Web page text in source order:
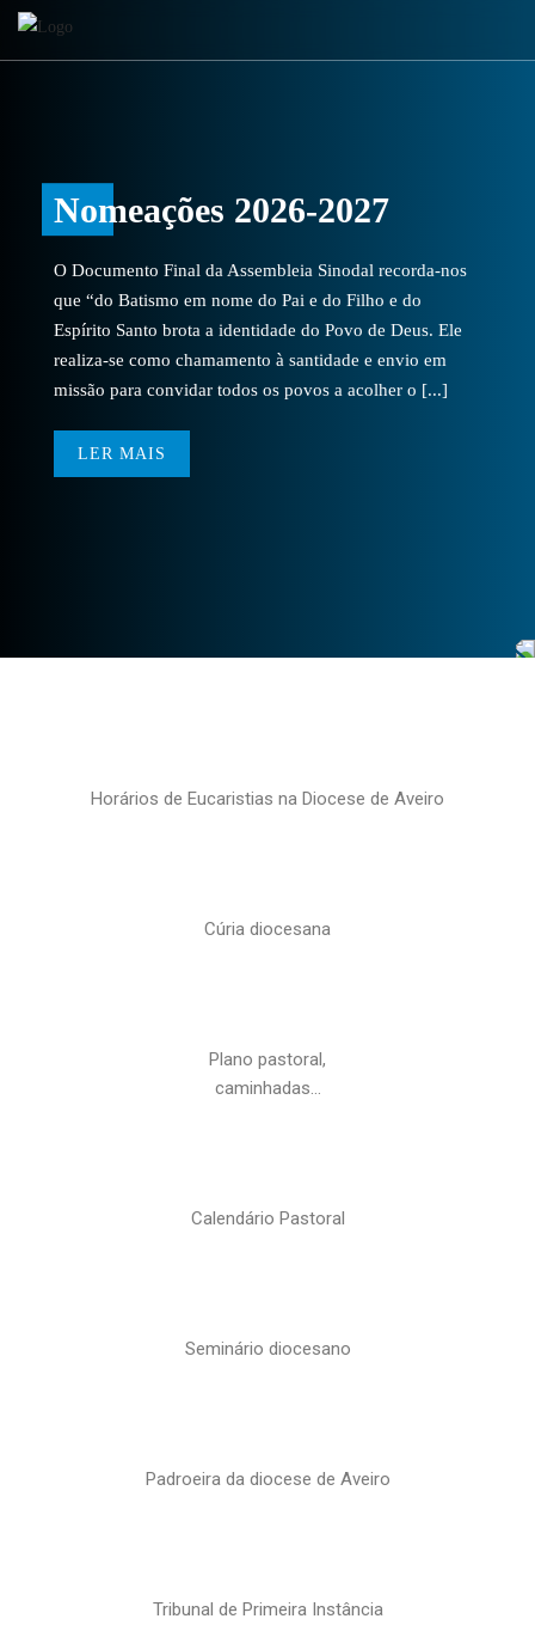
Nomeações 2026-2027
O Documento Final da Assembleia Sinodal recorda-nos
que “do Batismo em nome do Pai e do Filho e do
Espírito Santo brota a identidade do Povo de Deus. Ele
realiza-se como chamamento à santidade e envio em
missão para convidar todos os povos a acolher o [...]
LER MAIS
Horários de Eucaristias na Diocese de Aveiro
Cúria diocesana
Plano pastoral,
caminhadas…
Calendário Pastoral
Seminário diocesano
Padroeira da diocese de Aveiro
Tribunal de Primeira Instância